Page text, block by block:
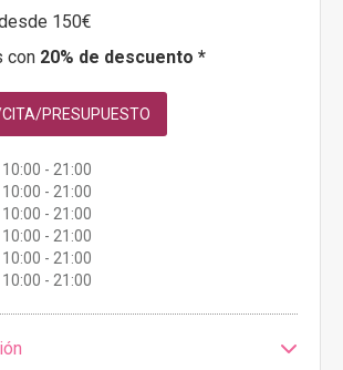
150€
con 20% de descuento *
PRESUPUESTO
10:00 - 21:00
10:00 - 21:00
10:00 - 21:00
10:00 - 21:00
10:00 - 21:00
10:00 - 21:00